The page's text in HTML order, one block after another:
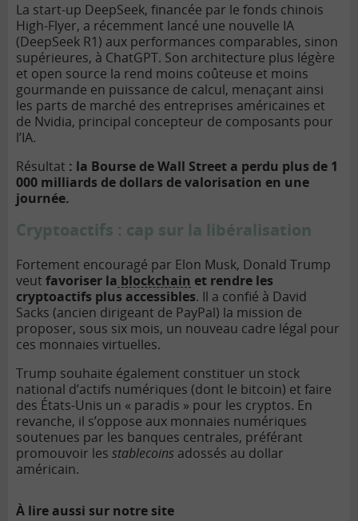
La start-up DeepSeek, financée par le fonds chinois
High-Flyer, a récemment lancé une nouvelle IA
(DeepSeek R1) aux performances comparables, sinon
supérieures, à ChatGPT. Son architecture plus légère
et open source la rend moins coûteuse et moins
gourmande en puissance de calcul, menaçant ainsi
les parts de marché des entreprises américaines et
de Nvidia, principal concepteur de composants pour
l’IA.
Résultat : la Bourse de Wall Street a perdu plus de 1
000 milliards de dollars de valorisation en une
journée.
Cryptoactifs : cap sur la libéralisation
Fortement encouragé par Elon Musk, Donald Trump
veut favoriser la blockchain et rendre les
cryptoactifs plus accessibles. Il a confié à David
Sacks (ancien dirigeant de PayPal) la mission de
proposer, sous six mois, un nouveau cadre légal pour
ces monnaies virtuelles.
Trump souhaite également constituer un stock
national d’actifs numériques (dont le bitcoin) et faire
des États-Unis un « paradis » pour les cryptos. En
revanche, il s’oppose aux monnaies numériques
soutenues par les banques centrales, préférant
promouvoir les stablecoins adossés au dollar
américain.
À lire aussi sur notre site